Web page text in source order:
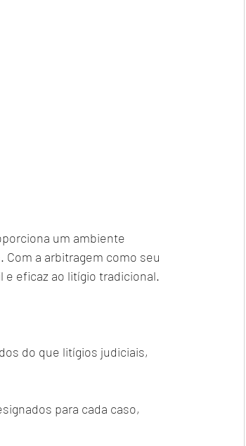
um ambiente
a arbitragem como seu
e eficaz ao litígio tradicional.
do que litígios judiciais,
para cada caso,